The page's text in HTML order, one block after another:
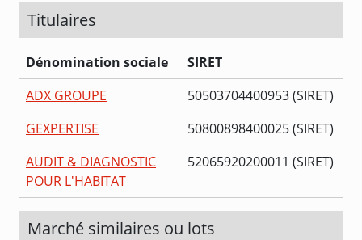
Titulaires
Dénomination sociale
SIRET
ADX GROUPE
50503704400953 (SIRET)
GEXPERTISE
50800898400025 (SIRET)
AUDIT & DIAGNOSTIC
POUR L'HABITAT
52065920200011 (SIRET)
Marché similaires ou lots